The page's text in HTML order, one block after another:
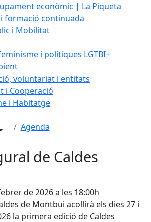
econòmic | La Piqueta
formació continuada
i Mobilitat
i polítiques LGTBI+
voluntariat i entitats
i Cooperació
i Habitatge
Agenda
de Caldes
de 2026 a les 18:00h
de Montbui acollirà els dies 27 i
la primera edició de Caldes